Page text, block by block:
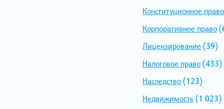
Конституционное право
Корпоративное право
Лицензирование (39)
Налоговое право(433)
Наследство(123)
Недвижимость(1 023)